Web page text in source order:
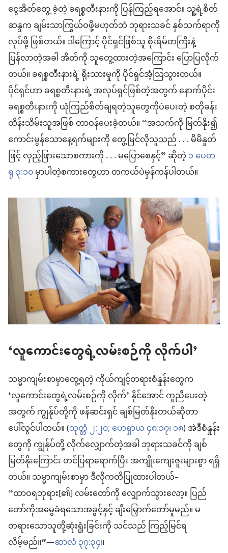
ငွေအိတ်တွေ့ ခဲ့တဲ့ ခရစ္စတီးနားကို ပြန်ကြည့်ရအောင်။ သူ့ရဲ့စိတ်
ဆန္ဒက ချမ်းသာကြွယ်ဝဖို့မဟုတ်ဘဲ ဘုရားသခင် နှစ်သက်ရာကို
လုပ်ဖို့ ဖြစ်တယ်။ ဒါကြောင့် ပိုင်ရှင်ဖြစ်သူ စိုးရိမ်တကြီးနဲ့
ပြန်လာတဲ့အခါ အိတ်ကို သူတွေ့ထားတဲ့အကြောင်း ပြောပြလိုက်
တယ်။ ခရစ္စတီးနားရဲ့ ရိုးသားမှုကို ပိုင်ရှင်အံ့သြသွားတယ်။
ပိုင်ရှင်ဟာ ခရစ္စတီးနားရဲ့ အလုပ်ရှင်ဖြစ်တဲ့အတွက် နောက်ပိုင်း
ခရစ္စတီးနားကို ယုံကြည်စိတ်ချရတဲ့သူတွေကိုပဲပေးတဲ့ စတိုခန်း
ထိန်းသိမ်းသူအဖြစ် တာဝန်ပေးခဲ့တယ်။ “အသက်ကို မြတ်နိုး၍
ကောင်းမွန်သောနေ့ရက်များကို တွေ့မြင်လိုသူသည် . . . မိမိနှုတ်
ဖြင့် လှည့်ဖြားသောစကားကို . . . မပြောစေနှင့်” ဆိုတဲ့၁ ပေတ
ရု ၃:၁၀မှာပါတဲ့စကားတွေဟာ တကယ်ပဲမှန်ကန်ပါတယ်။
‘လူကောင်းတွေရဲ့လမ်းစဉ်ကို လိုက်ပါ’
သမ္မာကျမ်းစာမှာတွေ့ရတဲ့ ကိုယ်ကျင့်တရားစံနှုန်းတွေက
‘လူကောင်းတွေရဲ့လမ်းစဉ်ကို လိုက်’ နိုင်အောင် ကူညီပေးတဲ့
အတွက် ကျွန်ုပ်တို့ကို ဖန်ဆင်းရှင် ချစ်မြတ်နိုးတယ်ဆိုတာ
ပေါ်လွင်ပါတယ်။ (သုတ္တံ ၂:၂၀;ဟေရှာယ ၄၈:၁၇၊ ၁၈) အဲဒီစံနှုန်း
တွေကို ကျွန်ုပ်တို့ လိုက်လျှောက်တဲ့အခါ ဘုရားသခင်ကို ချစ်
မြတ်နိုးကြောင်း တင်ပြရာရောက်ပြီး အကျိုးကျေးဇူးများစွာ ရရှိ
တယ်။ သမ္မာကျမ်းစာမှာ ဒီလိုကတိပြုထားပါတယ်–
“ထာဝရဘုရား[၏] လမ်းတော်ကို လျှောက်သွားလော့။ ပြည်
တော်ကိုအမွေခံရသောအခွင့်နှင့် ချီးမြှောက်တော်မူမည်။ မ
တရားသောသူတို့ဆုံးၡုံးခြင်းကို သင်သည် ကြည့်မြင်ရ
လိမ့်မည်။”—ဆာလံ ၃၇:၃၄။